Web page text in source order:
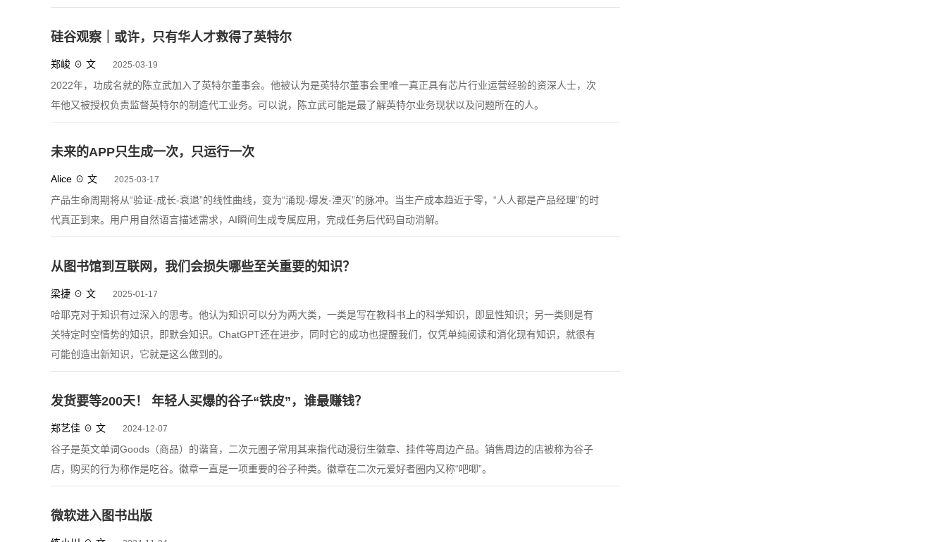
硅谷观察｜或许，只有华人才救得了英特尔
郑峻 ☉ 文 2025-03-19
2022年，功成名就的陈立武加入了英特尔董事会。他被认为是英特尔董事会里唯一真正具有芯片行业运营经验的资深人士，次
年他又被授权负责监督英特尔的制造代工业务。可以说，陈立武可能是最了解英特尔业务现状以及问题所在的人。
未来的APP只生成一次，只运行一次
Alice ☉ 文 2025-03-17
产品生命周期将从“验证-成长-衰退”的线性曲线，变为“涌现-爆发-湮灭”的脉冲。当生产成本趋近于零，“人人都是产品经理”的时
代真正到来。用户用自然语言描述需求，AI瞬间生成专属应用，完成任务后代码自动消解。
从图书馆到互联网，我们会损失哪些至关重要的知识？
梁捷 ☉ 文 2025-01-17
哈耶克对于知识有过深入的思考。他认为知识可以分为两大类，一类是写在教科书上的科学知识，即显性知识；另一类则是有
关特定时空情势的知识，即默会知识。ChatGPT还在进步，同时它的成功也提醒我们，仅凭单纯阅读和消化现有知识，就很有
可能创造出新知识，它就是这么做到的。
发货要等200天！ 年轻人买爆的谷子“铁皮”，谁最赚钱？
郑艺佳 ☉ 文 2024-12-07
谷子是英文单词Goods（商品）的谐音，二次元圈子常用其来指代动漫衍生徽章、挂件等周边产品。销售周边的店被称为谷子
店，购买的行为称作是吃谷。徽章一直是一项重要的谷子种类。徽章在二次元爱好者圈内又称“吧唧”。
微软进入图书出版